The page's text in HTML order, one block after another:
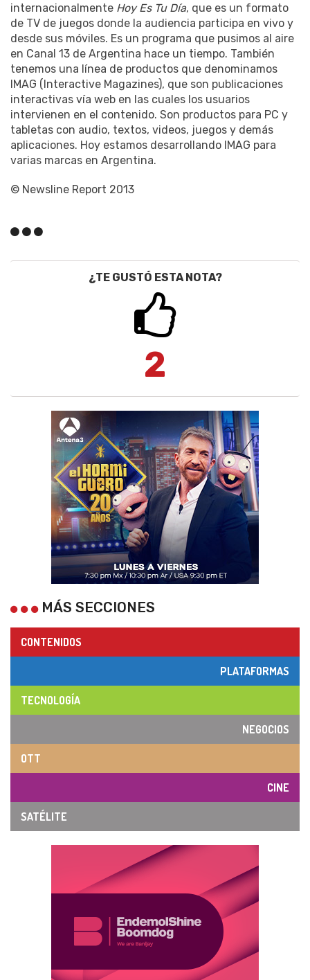
internacionalmente Hoy Es Tu Día, que es un formato
de TV de juegos donde la audiencia participa en vivo y
desde sus móviles. Es un programa que pusimos al aire
en Canal 13 de Argentina hace un tiempo. También
tenemos una línea de productos que denominamos
IMAG (Interactive Magazines), que son publicaciones
interactivas vía web en las cuales los usuarios
intervienen en el contenido. Son productos para PC y
tabletas con audio, textos, videos, juegos y demás
aplicaciones. Hoy estamos desarrollando IMAG para
varias marcas en Argentina.
© Newsline Report 2013
¿TE GUSTÓ ESTA NOTA?
2
MÁS SECCIONES
CONTENIDOS
PLATAFORMAS
TECNOLOGÍA
NEGOCIOS
OTT
CINE
SATÉLITE